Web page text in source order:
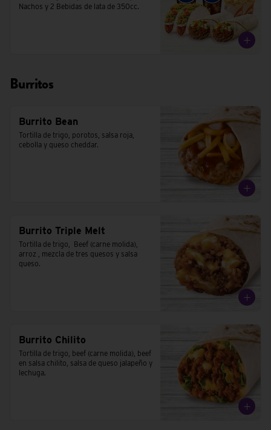
Nachos y 2 Bebidas de lata de 350cc.
Burritos
Burrito Bean
Tortilla de trigo, porotos, salsa roja,
cebolla y queso cheddar.
Burrito Triple Melt
Tortilla de trigo,  Beef (carne molida),
arroz , mezcla de tres quesos y salsa
queso.
Burrito Chilito
Tortilla de trigo, beef (carne molida), beef
en salsa chilito, salsa de queso jalapeño y
lechuga.